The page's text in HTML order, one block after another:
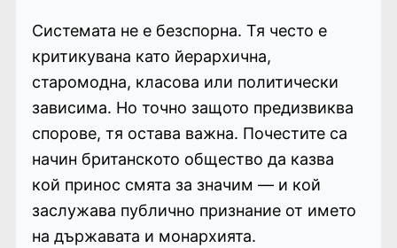
Системата не е безспорна. Тя често е
критикувана като йерархична,
старомодна, класова или политически
зависима. Но точно защото предизвиква
спорове, тя остава важна. Почестите са
начин британското общество да казва
кой принос смята за значим — и кой
заслужава публично признание от името
на държавата и монархията.